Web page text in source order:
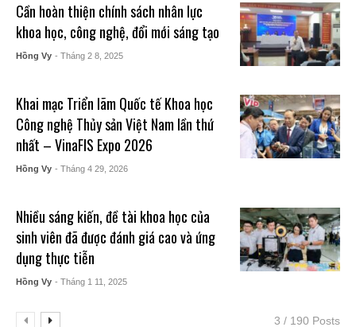
Cần hoàn thiện chính sách nhân lực
khoa học, công nghệ, đổi mới sáng tạo
Hồng Vy - Tháng 2 8, 2025
Khai mạc Triển lãm Quốc tế Khoa học
Công nghệ Thủy sản Việt Nam lần thứ
nhất – VinaFIS Expo 2026
Hồng Vy - Tháng 4 29, 2026
Nhiều sáng kiến, đề tài khoa học của
sinh viên đã được đánh giá cao và ứng
dụng thực tiễn
Hồng Vy - Tháng 1 11, 2025
3 / 190 Posts